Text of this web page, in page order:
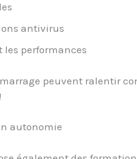
antivirus
les performances
peuvent ralentir
autonomie